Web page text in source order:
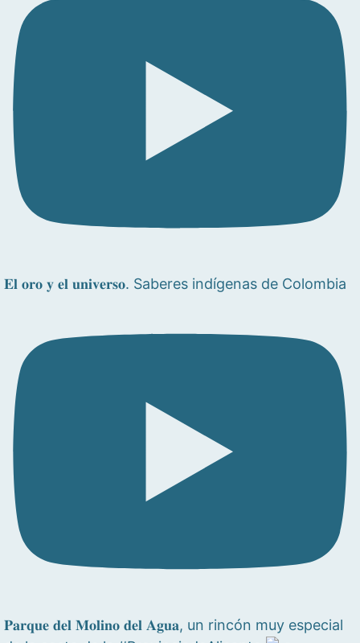
𝐄𝐥 𝐨𝐫𝐨 𝐲 𝐞𝐥 𝐮𝐧𝐢𝐯𝐞𝐫𝐬𝐨. Saberes indígenas de Colombia
𝐏𝐚𝐫𝐪𝐮𝐞 𝐝𝐞𝐥 𝐌𝐨𝐥𝐢𝐧𝐨 𝐝𝐞𝐥 𝐀𝐠𝐮𝐚, un rincón muy especial